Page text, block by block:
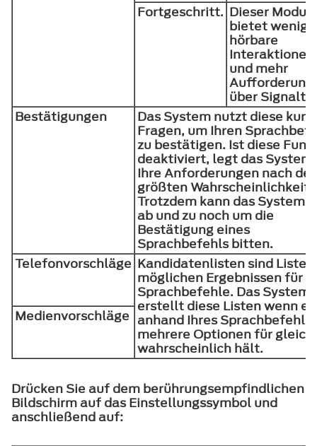
Fortgeschritt. Dieser Modus
bietet
hörbare
Interaktionen
und mehr
über
Bestätigungen
Das System nutzt diese
Fragen, um Ihren
zu bestätigen. Ist diese
deaktiviert, legt das System
Ihre Anforderungen nach der
größten Wahrscheinlichkeit
Trotzdem kann das System
ab und zu noch um die
Bestätigung eines
Sprachbefehls bitten.
Telefonvorschläge Kandidatenlisten sind
möglichen Ergebnissen für
Sprachbefehle. Das System
erstellt diese Listen wenn es
anhand Ihres Sprachbefehls
mehrere Optionen für gleich
wahrscheinlich hält.
Medienvorschläge
Drücken Sie auf dem berührungsempfindlichen
Bildschirm auf das Einstellungssymbol und
anschließend auf: